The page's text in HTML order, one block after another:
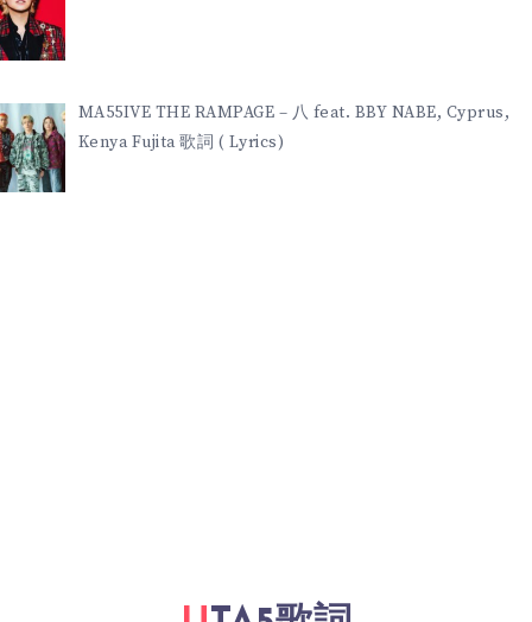
MA55IVE THE RAMPAGE – 八 feat. BBY NABE, Cyprus,
Kenya Fujita 歌詞 ( Lyrics)